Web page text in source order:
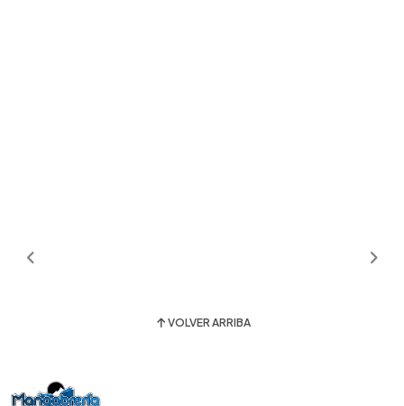
VOLVER ARRIBA